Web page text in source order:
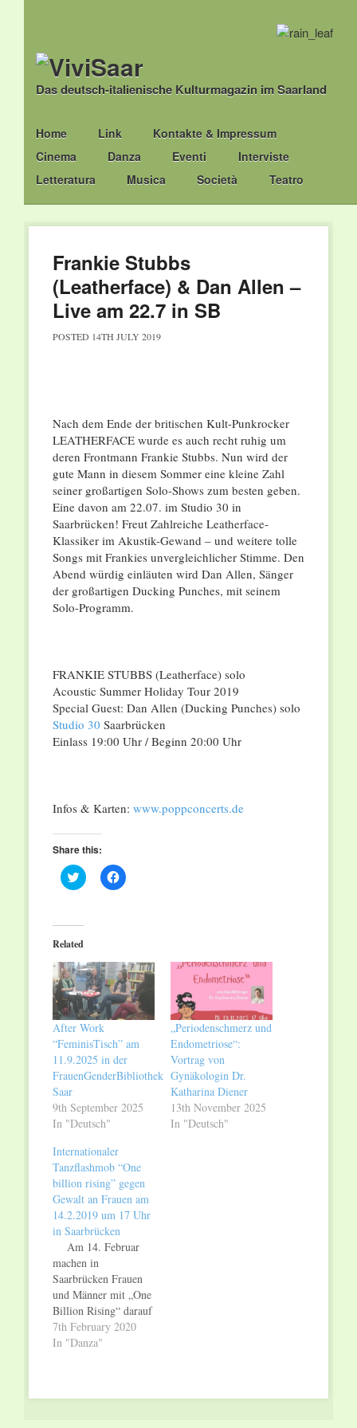
Das deutsch-italienische Kulturmagazin im Saarland
Main menu
Skip
to
content
Home Link
Kontakte & Impressum
Cinema
Danza Eventi
Interviste
Letteratura
Musica Società Teatro
Frankie Stubbs
(Leatherface) & Dan Allen –
Live am 22.7 in SB
POSTED 14TH JULY 2019
Nach dem Ende der britischen Kult-Punkrocker
LEATHERFACE wurde es auch recht ruhig um
deren Frontmann Frankie Stubbs. Nun wird der
gute Mann in diesem Sommer eine kleine Zahl
seiner großartigen Solo-Shows zum besten geben.
Eine davon am 22.07. im Studio 30 in
Saarbrücken! Freut Zahlreiche Leatherface-
Klassiker im Akustik-Gewand – und weitere tolle
Songs mit Frankies unvergleichlicher Stimme. Den
Abend würdig einläuten wird Dan Allen, Sänger
der großartigen Ducking Punches, mit seinem
Solo-Programm.
FRANKIE STUBBS (Leatherface) solo
Acoustic Summer Holiday Tour 2019
Special Guest: Dan Allen (Ducking Punches) solo
Studio 30 Saarbrücken
Einlass 19:00 Uhr / Beginn 20:00 Uhr
Infos & Karten: www.poppconcerts.de
Share this:
Click
to
(Opens
in
new
Click
to
Related
After Work
“FeminisTisch” am
11.9.2025 in der
FrauenGenderBibliothek
Saar
9th September 2025
In "Deutsch"
„Periodenschmerz und
Endometriose“:
Vortrag von
Gynäkologin Dr.
Katharina Diener
13th November 2025
In "Deutsch"
Internationaler
Tanzflashmob “One
billion rising” gegen
Gewalt an Frauen am
14.2.2019 um 17 Uhr
in Saarbrücken
Am 14. Februar
machen in
Saarbrücken Frauen
und Männer mit „One
Billion Rising“ darauf
aufmerksam, dass jede
dritte Frau weltweit
7th February 2020
In "Danza"